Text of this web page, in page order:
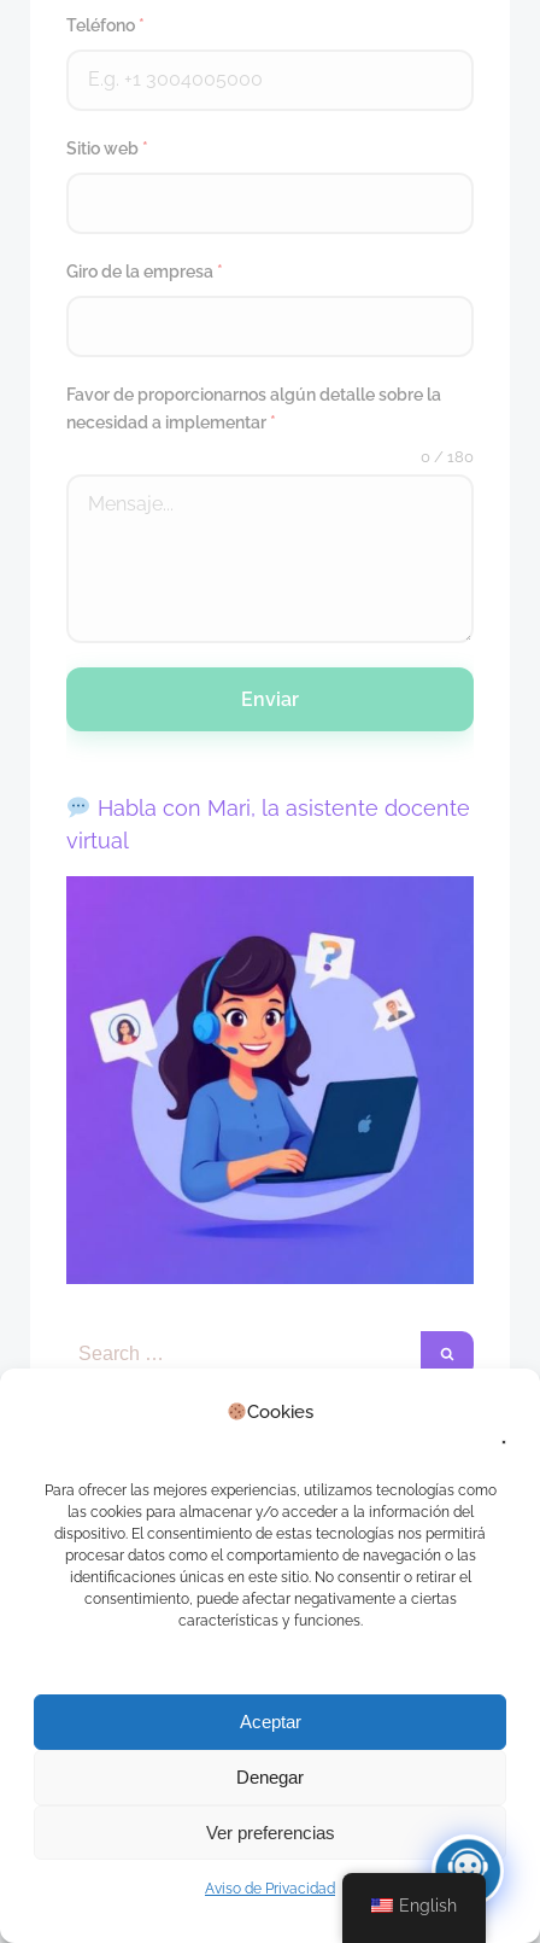
Cookies
Para ofrecer las mejores experiencias, utilizamos tecnologías como
las cookies para almacenar y/o acceder a la información del
dispositivo. El consentimiento de estas tecnologías nos permitirá
procesar datos como el comportamiento de navegación o las
identificaciones únicas en este sitio. No consentir o retirar el
consentimiento, puede afectar negativamente a ciertas
características y funciones.
Aceptar
Denegar
Ver preferencias
Aviso de Privacidad
Teléfono *
Sitio web *
Giro de la empresa *
Favor de proporcionarnos algún detalle sobre la
necesidad a implementar *
0 / 180
Enviar
Habla con Mari, la asistente docente
virtual
Key Benefits 10 July, 2026
Automatización de pedidos: qué es, cómo funciona
y beneficios 10 July, 2026
Elementary school teacher’s assistant: digital
support for better school management 3 July, 2026
Asistente de maestra de primaria: apoyo digital
para organizar la escuela 3 July, 2026
June, 2026
Recent Comments
Primer RALLY APP
onPrimer RALLY APP
Jose carlos perez chaveroonPrimer RALLY APP
English